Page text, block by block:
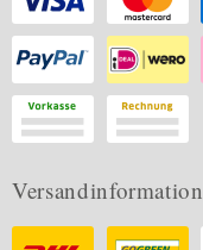
Versandinformation